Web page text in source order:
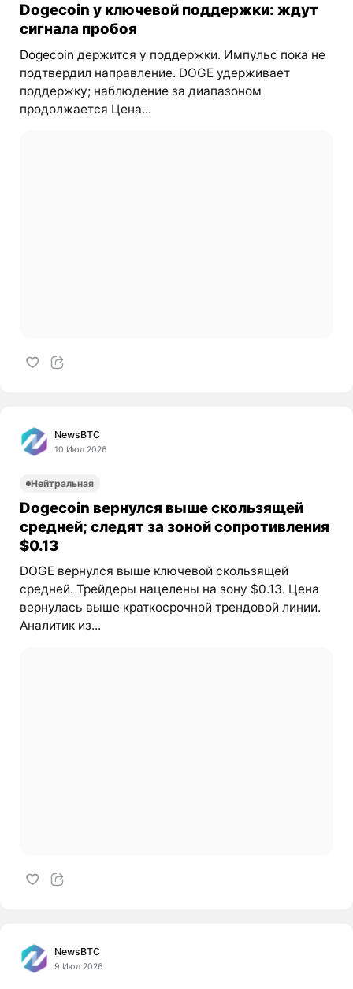
Dogecoin у ключевой поддержки: ждут
сигнала пробоя
Dogecoin держится у поддержки. Импульс пока не
подтвердил направление. DOGE удерживает
поддержку; наблюдение за диапазоном
продолжается Цена...
NewsBTC
10 Июл 2026
Нейтральная
Dogecoin вернулся выше скользящей
средней; следят за зоной сопротивления
$0.13
DOGEвернулся выше ключевой скользящей
средней. Трейдеры нацелены на зону $0.13. Цена
вернулась выше краткосрочной трендовой линии.
Аналитик из...
NewsBTC
9 Июл 2026